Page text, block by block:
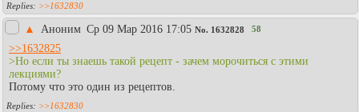
>>1632830
▲ Аноним Ср 09 Мар 2016 17:05 No. 1632828 58
>>1632825
>Но если ты знаешь такой рецепт - зачем морочиться с этими
лекциями?
Потому что это один из рецептов.
>>1632830